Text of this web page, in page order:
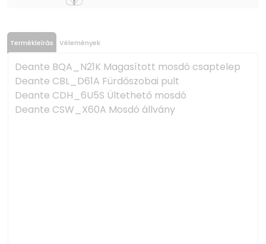
Termékleírás Vélemények
Deante BQA_N21K Magasított mosdó csaptelep
Deante CBL_D61A Fürdőszobai pult
Deante CDH_6U5S Ültethető mosdó
Deante CSW_X60A Mosdó állvány